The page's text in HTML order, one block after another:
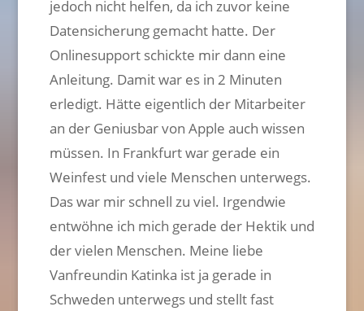
jedoch nicht helfen, da ich zuvor keine
Datensicherung gemacht hatte. Der
Onlinesupport schickte mir dann eine
Anleitung. Damit war es in 2 Minuten
erledigt. Hätte eigentlich der Mitarbeiter
an der Geniusbar von Apple auch wissen
müssen. In Frankfurt war gerade ein
Weinfest und viele Menschen unterwegs.
Das war mir schnell zu viel. Irgendwie
entwöhne ich mich gerade der Hektik und
der vielen Menschen. Meine liebe
Vanfreundin Katinka ist ja gerade in
Schweden unterwegs und stellt fast